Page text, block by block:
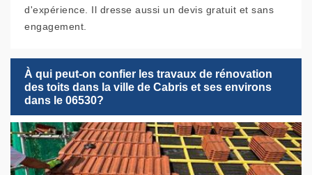
d'expérience. Il dresse aussi un devis gratuit et sans
engagement.
À qui peut-on confier les travaux de rénovation
des toits dans la ville de Cabris et ses environs
dans le 06530?